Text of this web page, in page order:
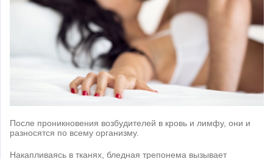
После проникновения возбудителей в кровь и лимфу, они и
разносятся по всему организму.
Накапливаясь в тканях, бледная трепонема вызывает